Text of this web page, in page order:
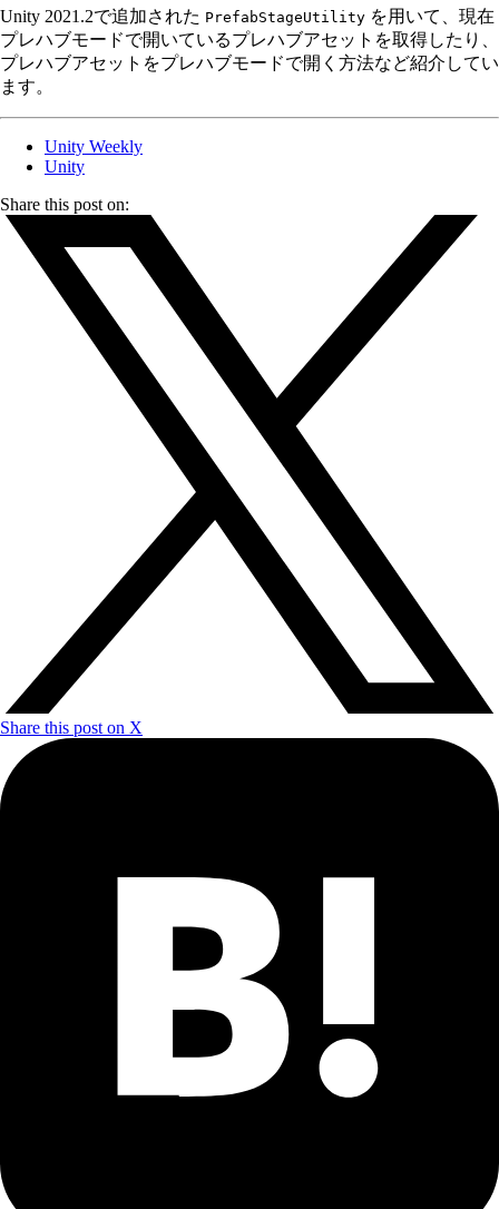
Unity 2021.2で追加された PrefabStageUtility を用いて、現在
プレハブモードで開いているプレハブアセットを取得したり、
プレハブアセットをプレハブモードで開く方法など紹介してい
ます。
Unity Weekly
Unity
Share this post on:
Share this post on X